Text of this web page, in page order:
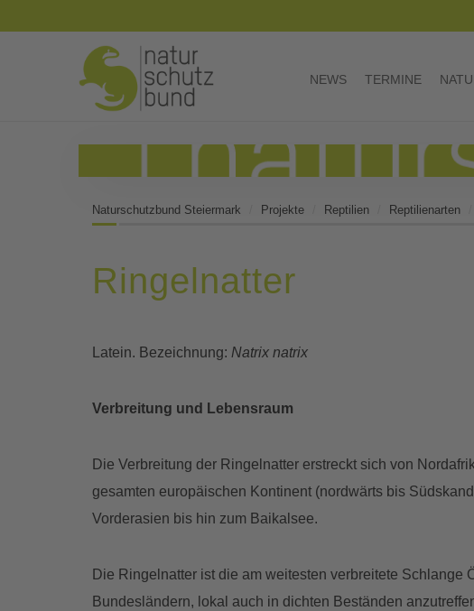
NEWS TERMINE
Naturschutzbund Steiermark Projekte Reptilien Reptilienarten
Ringelnatter
Latein. Bezeichnung: Natrix natrix
Verbreitung und Lebensraum
Die Verbreitung der Ringelnatter erstreckt sich von
gesamten europäischen Kontinent (nordwärts bis
Vorderasien bis hin zum Baikalsee.
Die Ringelnatter ist die am weitesten verbreitete Schlange
Bundesländern, lokal auch in dichten Beständen